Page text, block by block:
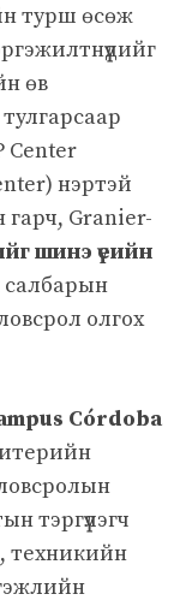
турш өсөж
өв
Center
нэртэй
Granier-
шинэ үеийн
салбарын
олгох
Córdoba
тэргүүлэгч
техникийн